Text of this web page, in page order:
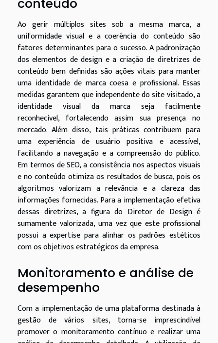
conteúdo
Ao gerir múltiplos sites sob a mesma marca, a
uniformidade visual e a coerência do conteúdo são
fatores determinantes para o sucesso. A padronização
dos elementos de design e a criação de diretrizes de
conteúdo bem definidas são ações vitais para manter
uma identidade de marca coesa e profissional. Essas
medidas garantem que independente do site visitado, a
identidade visual da marca seja facilmente
reconhecível, fortalecendo assim sua presença no
mercado. Além disso, tais práticas contribuem para
uma experiência de usuário positiva e acessível,
facilitando a navegação e a compreensão do público.
Em termos de SEO, a consistência nos aspectos visuais
e no conteúdo otimiza os resultados de busca, pois os
algoritmos valorizam a relevância e a clareza das
informações fornecidas. Para a implementação efetiva
dessas diretrizes, a figura do Diretor de Design é
sumamente valorizada, uma vez que este profissional
possui a expertise para alinhar os padrões estéticos
com os objetivos estratégicos da empresa.
Monitoramento e análise de
desempenho
Com a implementação de uma plataforma destinada à
gestão de vários sites, torna-se imprescindível
promover o monitoramento contínuo e realizar uma